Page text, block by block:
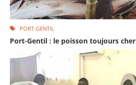
PORT-GENTIL
Port-Gentil : le poisson toujours cher